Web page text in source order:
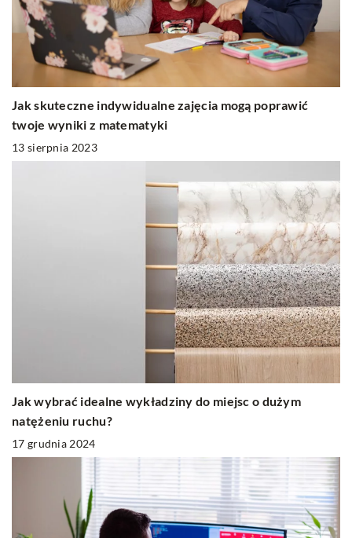
Jak skuteczne indywidualne zajęcia mogą poprawić
twoje wyniki z matematyki
13 sierpnia 2023
Jak wybrać idealne wykładziny do miejsc o dużym
natężeniu ruchu?
17 grudnia 2024